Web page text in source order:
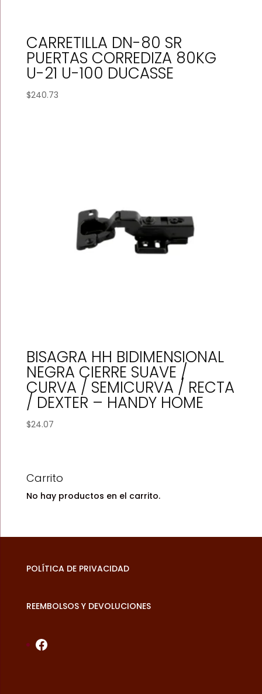
CARRETILLA DN-80 SR
PUERTAS CORREDIZA 80KG
U-21 U-100 DUCASSE
$240.73
BISAGRA HH BIDIMENSIONAL
NEGRA CIERRE SUAVE /
CURVA / SEMICURVA / RECTA
/ DEXTER – HANDY HOME
$24.07
Carrito
No hay productos en el carrito.
POLÍTICA DE PRIVACIDAD
REEMBOLSOS Y DEVOLUCIONES
Facebook